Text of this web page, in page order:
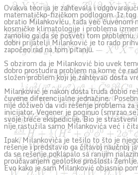
Ovakva teorija je zahtevala i
matematičko-fizičkom podlogom. Iz tog
obratio Milankoviću, tada već čuvenom
kosmičke klimatologije i problema
zamolio ga da se posveti tom
dobri prijatelji Milanković je to rado
započeo rad na tom pitanju.
S obzirom da je Milanković bio uvek
dobro prostudira problem na kome će
složen problem koji je zahtevao dosta
Milanković je nakon dosta truda dobio
čuvene diferencijalne jednačine.
nije doživeo da vidi rešenje problema
inicijator. Vegener je poginuo (smrzao
svoje treće ekspedicije. Bio je
nije rastužila samo Milankovića već i
Ipak, Milankovića je tešilo to što je
rešenje i predstavio ga čitavoj naučnoj
da se rešenje poklapalo sa ranijim
proučavanjem geološke prošlosti Zemlje.
Evo kako je sam Milanković objasnio